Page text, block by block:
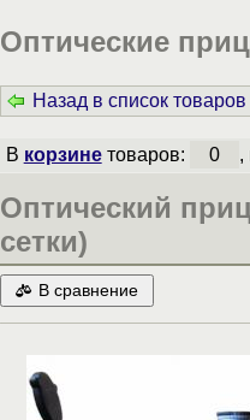
Оптические
Назад в список товаров
В корзинетоваров: 0 ,
Оптический
сетки)
В сравнение